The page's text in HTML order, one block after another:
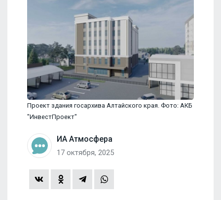
Проект здания госархива Алтайского края. Фото: АКБ
"ИнвестПроект"
ИА Атмосфера
17 октября, 2025